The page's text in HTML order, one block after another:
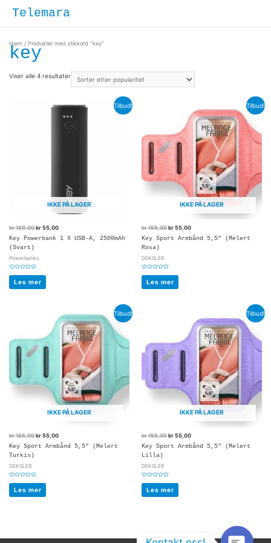
Telemara
Hjem / Produkter med stikkord “key”
key
Viser alle 4 resultater
Tilbud!
IKKE PÅ LAGER
kr189,00kr55,00
Key Powerbank 1 X USB-A, 2500mAh
(Svart)
Powerbanks
av
5
Les mer
Tilbud!
IKKE PÅ LAGER
kr155,00kr55,00
Key Sport Armbånd 5,5″ (Melert
Rosa)
DEKSLER
av
5
Les mer
Tilbud!
IKKE PÅ LAGER
kr155,00kr55,00
Key Sport Armbånd 5,5″ (Melert
Turkis)
DEKSLER
Vurdert
av
5
Les mer
Tilbud!
IKKE PÅ LAGER
kr155,00kr55,00
Key Sport Armbånd 5,5″ (Melert
Lilla)
DEKSLER
Vurdert
av
5
Les mer